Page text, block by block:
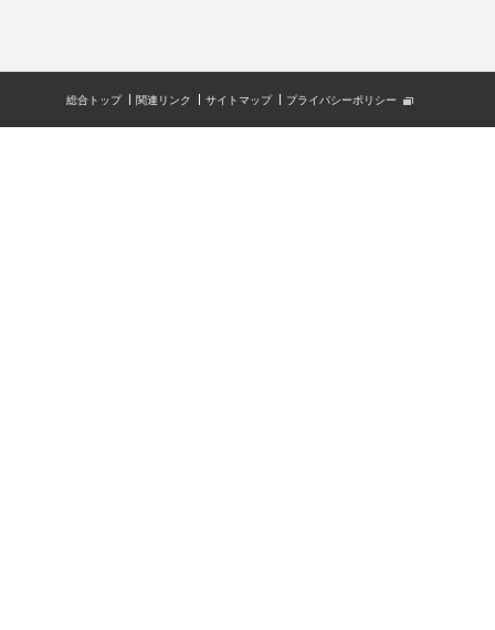
総合トップ 関連リンク サイトマップ プライバシーポリシー